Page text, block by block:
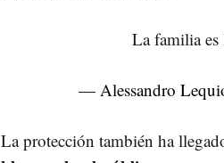
La familia
— Alessandro
La protección también ha